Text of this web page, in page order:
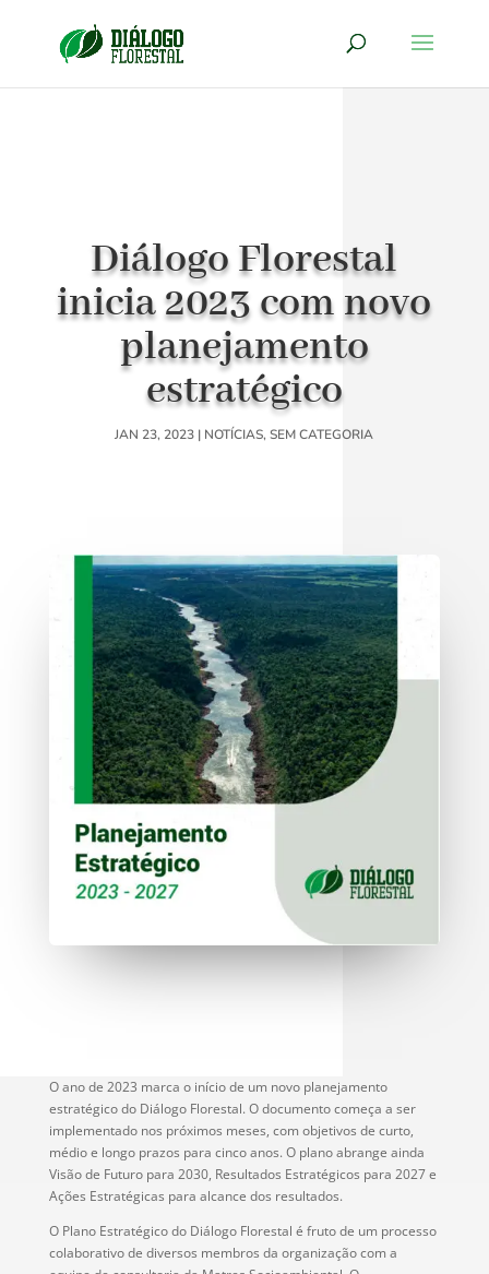
Diálogo Florestal
inicia 2023 com novo
planejamento
estratégico
JAN 23, 2023 | NOTÍCIAS,SEM CATEGORIA
O ano de 2023 marca o início de um novo planejamento
estratégico do Diálogo Florestal. O documento começa a ser
implementado nos próximos meses, com objetivos de curto,
médio e longo prazos para cinco anos. O plano abrange ainda
Visão de Futuro para 2030, Resultados Estratégicos para 2027 e
Ações Estratégicas para alcance dos resultados.
O Plano Estratégico do Diálogo Florestal é fruto de um processo
colaborativo de diversos membros da organização com a